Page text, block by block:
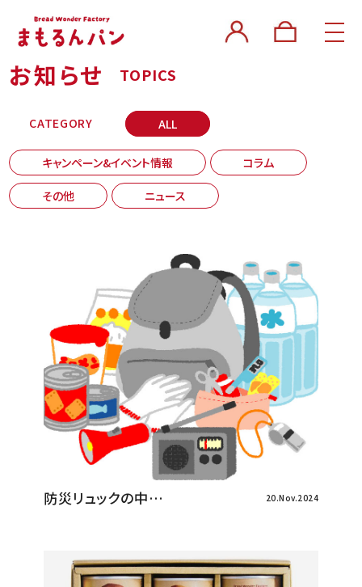
お知らせ TOPICS
CATEGORY ALL
キャンペーン&イベント情報 コラム
その他 ニュース
防災リュックの中… 20.Nov.2024